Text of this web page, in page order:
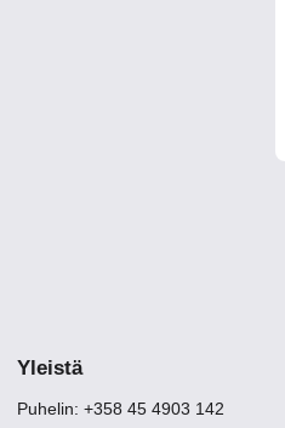
Yleistä
Puhelin: +358 45 4903 142